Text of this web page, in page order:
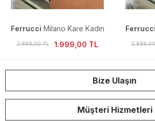
Ferrucci Milano Kare Kadın
Kol Saati
2.899,00 TL 1.999,00 TL
Ferrucci
Bize Ulaşın
Müşteri Hizmetleri